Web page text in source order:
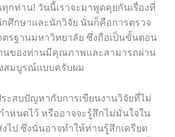
กท่าน! วันนี้เราจะมาพูดคุยกันเรื่องที่
ศึกษาและนักวิจัย นั่นก็คือการตรวจ
รฐานมหาวิทยาลัย ซึ่งถือเป็นขั้นตอน
นของท่านมีคุณภาพและสามารถผ่าน
สมบูรณ์แบบครับผม
ะสบปัญหากับการเขียนงานวิจัยที่ไม่
หนดไว้ หรืออาจจะรู้สึกไม่มั่นใจใน
ไป ซึ่งนั่นอาจทำให้ท่านรู้สึกเครียด